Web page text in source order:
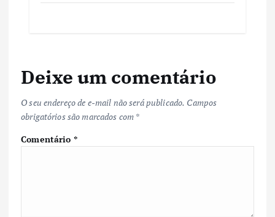
Deixe um comentário
O seu endereço de e-mail não será publicado. Campos
obrigatórios são marcados com *
Comentário *